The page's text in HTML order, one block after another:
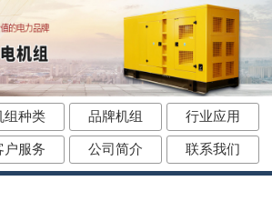
组种类 品牌机组 行业应用
户服务 公司简介 联系我们